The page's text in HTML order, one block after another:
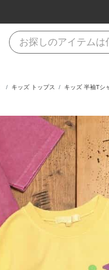
キッズ トップス キッズ 半袖Tシ